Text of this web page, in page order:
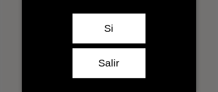
Compartimos
Experiencias
Si
Salir